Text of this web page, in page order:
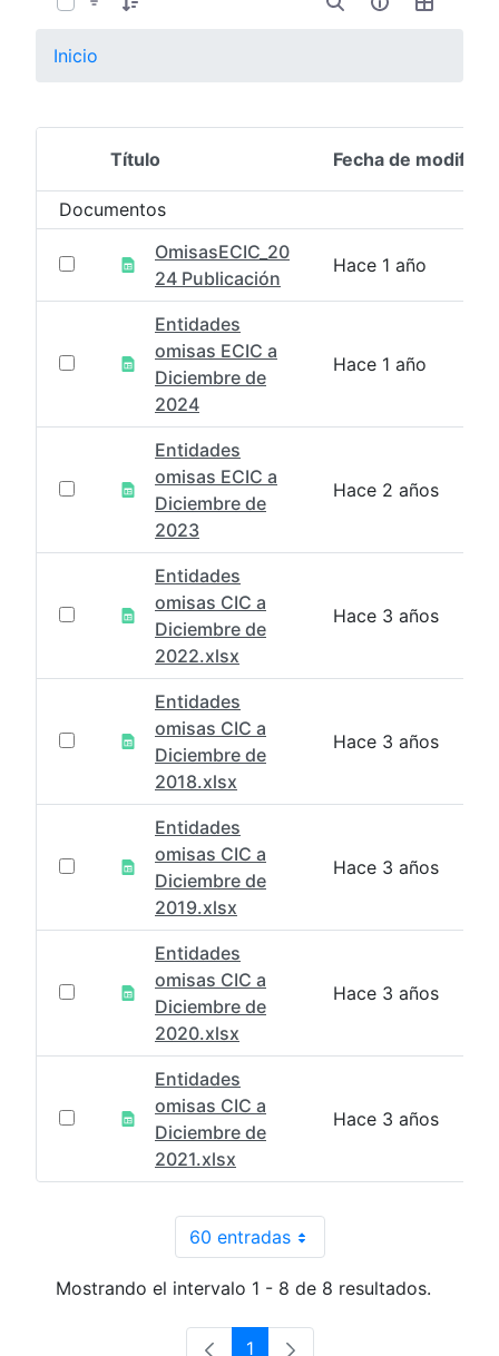
Inicio
Selección del elemento
Título Fecha de
Documentos
OmisasECIC_20
24 Publicación
Hace 1 año
Entidades
omisas ECIC a
Diciembre de
2024
Hace 1 año
Entidades
omisas ECIC a
Diciembre de
2023
Hace 2 años
Entidades
omisas CIC a
Diciembre de
2022.xlsx
Hace 3 años
Entidades
omisas CIC a
Diciembre de
2018.xlsx
Hace 3 años
Entidades
omisas CIC a
Diciembre de
2019.xlsx
Hace 3 años
Entidades
omisas CIC a
Diciembre de
2020.xlsx
Hace 3 años
Entidades
omisas CIC a
Diciembre de
2021.xlsx
Hace 3 años
60 entradasPor página
Mostrando el intervalo 1 - 8 de 8 resultados.
1